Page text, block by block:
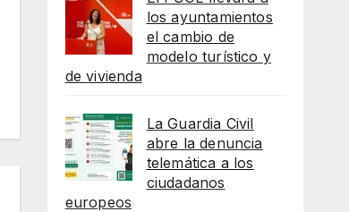
los ayuntamientos
el cambio de
modelo turístico y
de vivienda
La Guardia Civil
abre la denuncia
telemática a los
ciudadanos
europeos